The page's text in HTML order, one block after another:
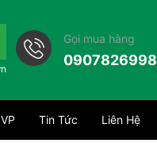
Gọi mua hàng
0907826998
Tin Tức Liên Hệ